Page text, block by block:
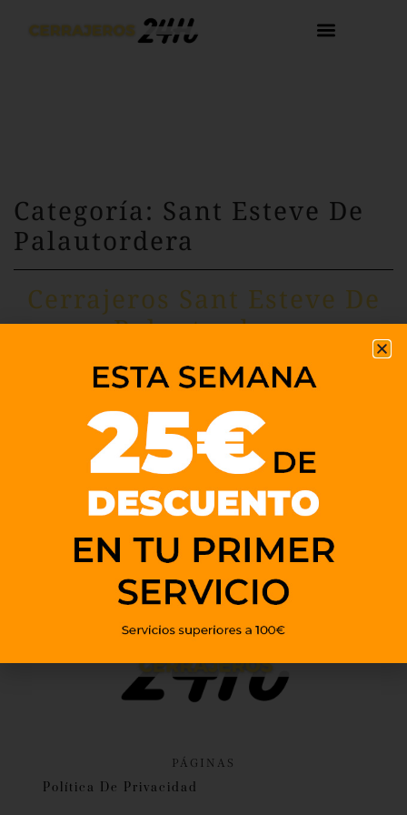
Categoría: Sant Esteve De
Palautordera
Cerrajeros Sant Esteve De
Palautordera
PÁGINAS
Política De Privacidad